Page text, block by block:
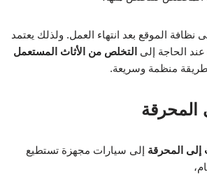
نظافة الموقع بعد انتهاء العمل. ولذلك يعتمد
عند الحاجة إلى التخلص من الأثاث المستعمل
منظمة وسريعة.
المحرقة
إلى المحرقة إلى سيارات مجهزة تستطيع